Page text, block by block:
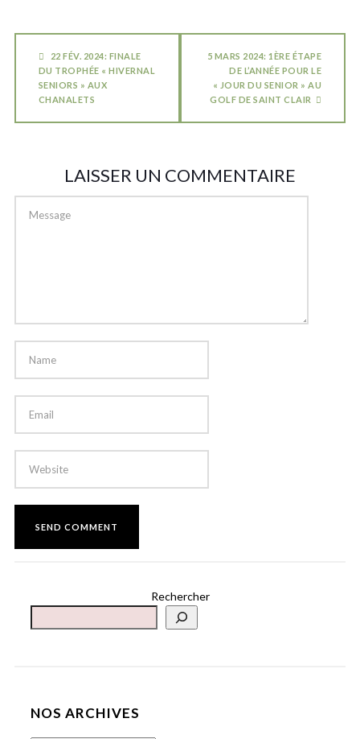
22 FÉV. 2024: FINALE
DU TROPHÉE « HIVERNAL
SENIORS » AUX
CHANALETS
5 MARS 2024: 1ÈRE ÉTAPE
DE L’ANNÉE POUR LE
« JOUR DU SENIOR » AU
GOLF DE SAINT CLAIR
LAISSER UN COMMENTAIRE
Rechercher
NOS ARCHIVES